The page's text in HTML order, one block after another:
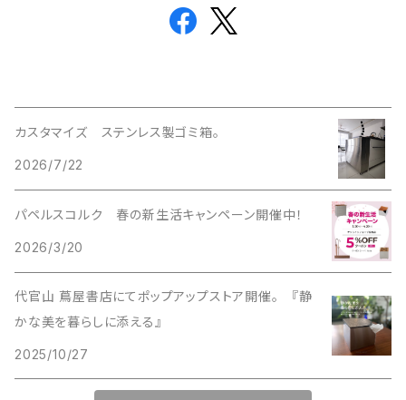
カスタマイズ ステンレス製ゴミ箱。
2026/7/22
パペルスコルク 春の新生活キャンペーン開催中！
2026/3/20
代官山 蔦屋書店にてポップアップストア開催。 『静
かな美を暮らしに添える』
2025/10/27